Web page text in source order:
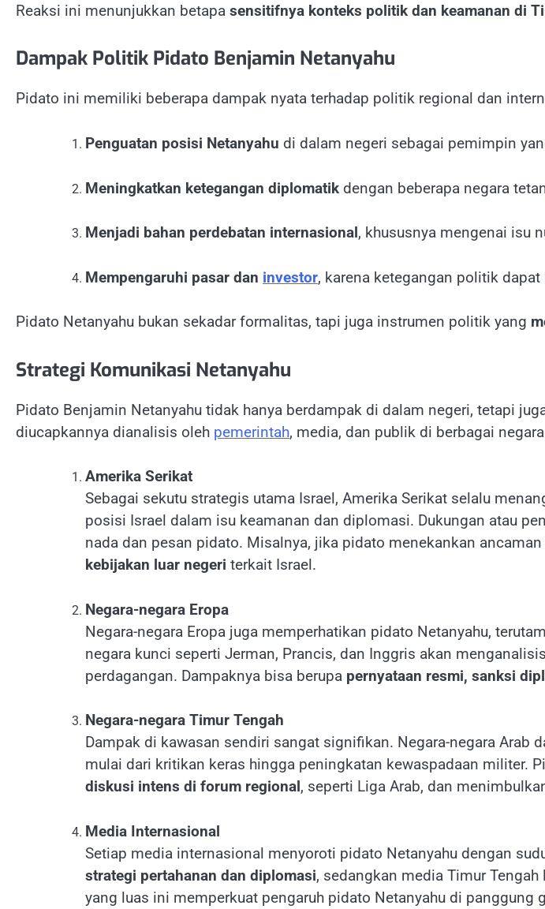
Reaksi ini menunjukkan betapa sensitifnya konteks politik dan keamanan di
Dampak Politik Pidato Benjamin Netanyahu
Pidato ini memiliki beberapa dampak nyata terhadap politik regional dan
Penguatan posisi Netanyahu di dalam negeri sebagai pemimpin
Meningkatkan ketegangan diplomatik dengan beberapa negara
Menjadi bahan perdebatan internasional, khususnya mengenai isu
Mempengaruhi pasar dan investor, karena ketegangan politik
Pidato Netanyahu bukan sekadar formalitas, tapi juga instrumen politik yang
Strategi Komunikasi Netanyahu
Pidato Benjamin Netanyahu tidak hanya berdampak di dalam negeri, tetapi
diucapkannya dianalisis oleh pemerintah, media, dan publik di berbagai
Amerika Serikat
Sebagai sekutu strategis utama Israel, Amerika Serikat selalu
posisi Israel dalam isu keamanan dan diplomasi. Dukungan atau
nada dan pesan pidato. Misalnya, jika pidato menekankan
kebijakan luar negeri terkait Israel.
Negara-negara Eropa
Negara-negara Eropa juga memperhatikan pidato Netanyahu,
negara kunci seperti Jerman, Prancis, dan Inggris akan
perdagangan. Dampaknya bisa berupa pernyataan resmi, sanksi
Negara-negara Timur Tengah
Dampak di kawasan sendiri sangat signifikan. Negara-negara Arab
mulai dari kritikan keras hingga peningkatan kewaspadaan militer.
diskusi intens di forum regional, seperti Liga Arab, dan
Media Internasional
Setiap media internasional menyoroti pidato Netanyahu dengan
strategi pertahanan dan diplomasi, sedangkan media Timur
yang luas ini memperkuat pengaruh pidato Netanyahu di panggung